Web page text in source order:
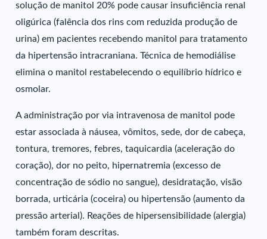
solução de manitol 20% pode causar insuficiência renal
oligúrica (falência dos rins com reduzida produção de
urina) em pacientes recebendo manitol para tratamento
da hipertensão intracraniana. Técnica de hemodiálise
elimina o manitol restabelecendo o equilíbrio hídrico e
osmolar.
A administração por via intravenosa de manitol pode
estar associada à náusea, vômitos, sede, dor de cabeça,
tontura, tremores, febres, taquicardia (aceleração do
coração), dor no peito, hipernatremia (excesso de
concentração de sódio no sangue), desidratação, visão
borrada, urticária (coceira) ou hipertensão (aumento da
pressão arterial). Reações de hipersensibilidade (alergia)
também foram descritas.